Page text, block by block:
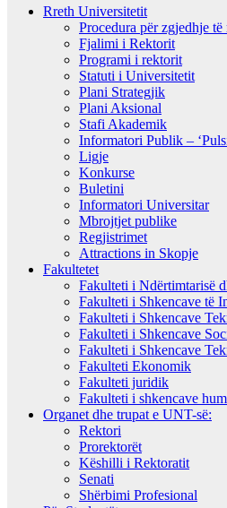
Rreth Universitetit
Procedura për zgjedhje
Fjalimi i Rektorit
Programi i rektorit
Statuti i Universitetit
Plani Strategjik
Plani Aksional
Stafi Akademik
Informatori Publik –
Ligje
Konkurse
Buletini
Informatori Universitar
Mbrojtjet publike
Regjistrimet
Attractions in Skopje
Fakultetet
Fakulteti i Ndërtimtarisë
Fakulteti i Shkencave të
Fakulteti i Shkencave
Fakulteti i Shkencave
Fakulteti i Shkencave
Fakulteti Ekonomik
Fakulteti juridik
Fakulteti i shkencave
Organet dhe trupat e UNT-së:
Rektori
Prorektorët
Këshilli i Rektoratit
Senati
Shërbimi Profesional